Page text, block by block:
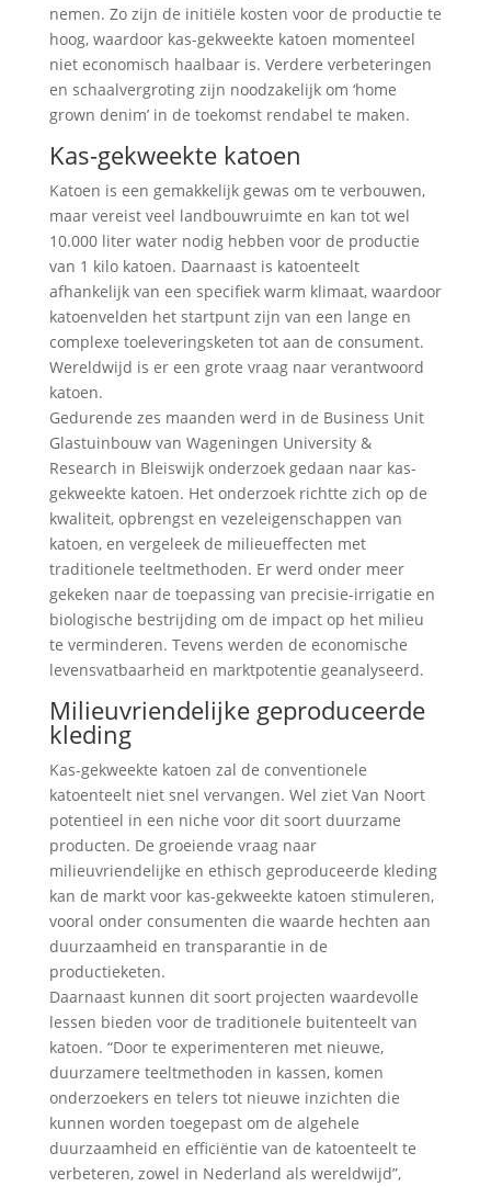
nemen. Zo zijn de initiële kosten voor de productie te
hoog, waardoor kas-gekweekte katoen momenteel
niet economisch haalbaar is. Verdere verbeteringen
en schaalvergroting zijn noodzakelijk om ‘home
grown denim’ in de toekomst rendabel te maken.
Kas-gekweekte katoen
Katoen is een gemakkelijk gewas om te verbouwen,
maar vereist veel landbouwruimte en kan tot wel
10.000 liter water nodig hebben voor de productie
van 1 kilo katoen. Daarnaast is katoenteelt
afhankelijk van een specifiek warm klimaat, waardoor
katoenvelden het startpunt zijn van een lange en
complexe toeleveringsketen tot aan de consument.
Wereldwijd is er een grote vraag naar verantwoord
katoen.
Gedurende zes maanden werd in de Business Unit
Glastuinbouw van Wageningen University &
Research in Bleiswijk onderzoek gedaan naar kas-
gekweekte katoen. Het onderzoek richtte zich op de
kwaliteit, opbrengst en vezeleigenschappen van
katoen, en vergeleek de milieueffecten met
traditionele teeltmethoden. Er werd onder meer
gekeken naar de toepassing van precisie-irrigatie en
biologische bestrijding om de impact op het milieu
te verminderen. Tevens werden de economische
levensvatbaarheid en marktpotentie geanalyseerd.
Milieuvriendelijke geproduceerde
kleding
Kas-gekweekte katoen zal de conventionele
katoenteelt niet snel vervangen. Wel ziet Van Noort
potentieel in een niche voor dit soort duurzame
producten. De groeiende vraag naar
milieuvriendelijke en ethisch geproduceerde kleding
kan de markt voor kas-gekweekte katoen stimuleren,
vooral onder consumenten die waarde hechten aan
duurzaamheid en transparantie in de
productieketen.
Daarnaast kunnen dit soort projecten waardevolle
lessen bieden voor de traditionele buitenteelt van
katoen. “Door te experimenteren met nieuwe,
duurzamere teeltmethoden in kassen, komen
onderzoekers en telers tot nieuwe inzichten die
kunnen worden toegepast om de algehele
duurzaamheid en efficiëntie van de katoenteelt te
verbeteren, zowel in Nederland als wereldwijd”,